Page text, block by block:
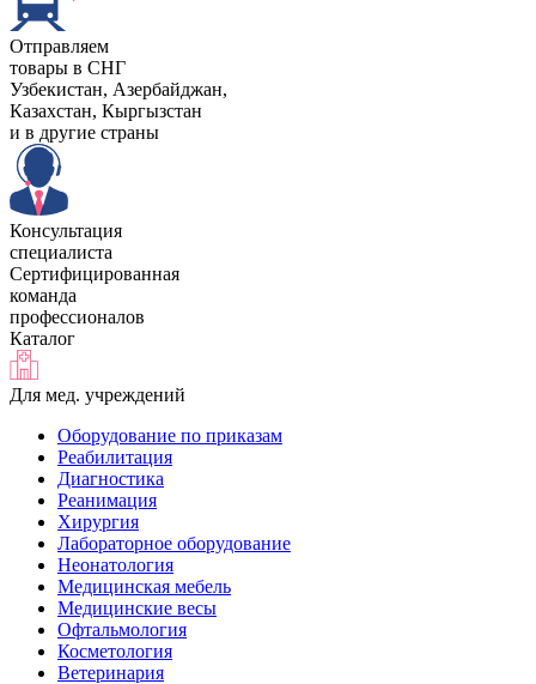
Отправляем
товары в СНГ
Узбекистан, Aзербайджан,
Казахстан, Кыргызстан
и в другие страны
Консультация
специалиста
Сертифицированная
команда
профессионалов
Каталог
Для мед. учреждений
Оборудование по приказам
Реабилитация
Диагностика
Реанимация
Хирургия
Лабораторное оборудование
Неонатология
Медицинская мебель
Медицинские весы
Офтальмология
Косметология
Ветеринария